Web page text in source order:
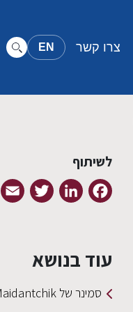
EN צרו קשר
לשיתוף
Facebook
LinkedIn
Twitter
עוד בנושא
סמינר של Vivian Darsa Maidantchik